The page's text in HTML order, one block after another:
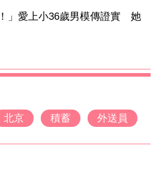
」愛上小36歲男模傳證實 她
北京 積蓄 外送員